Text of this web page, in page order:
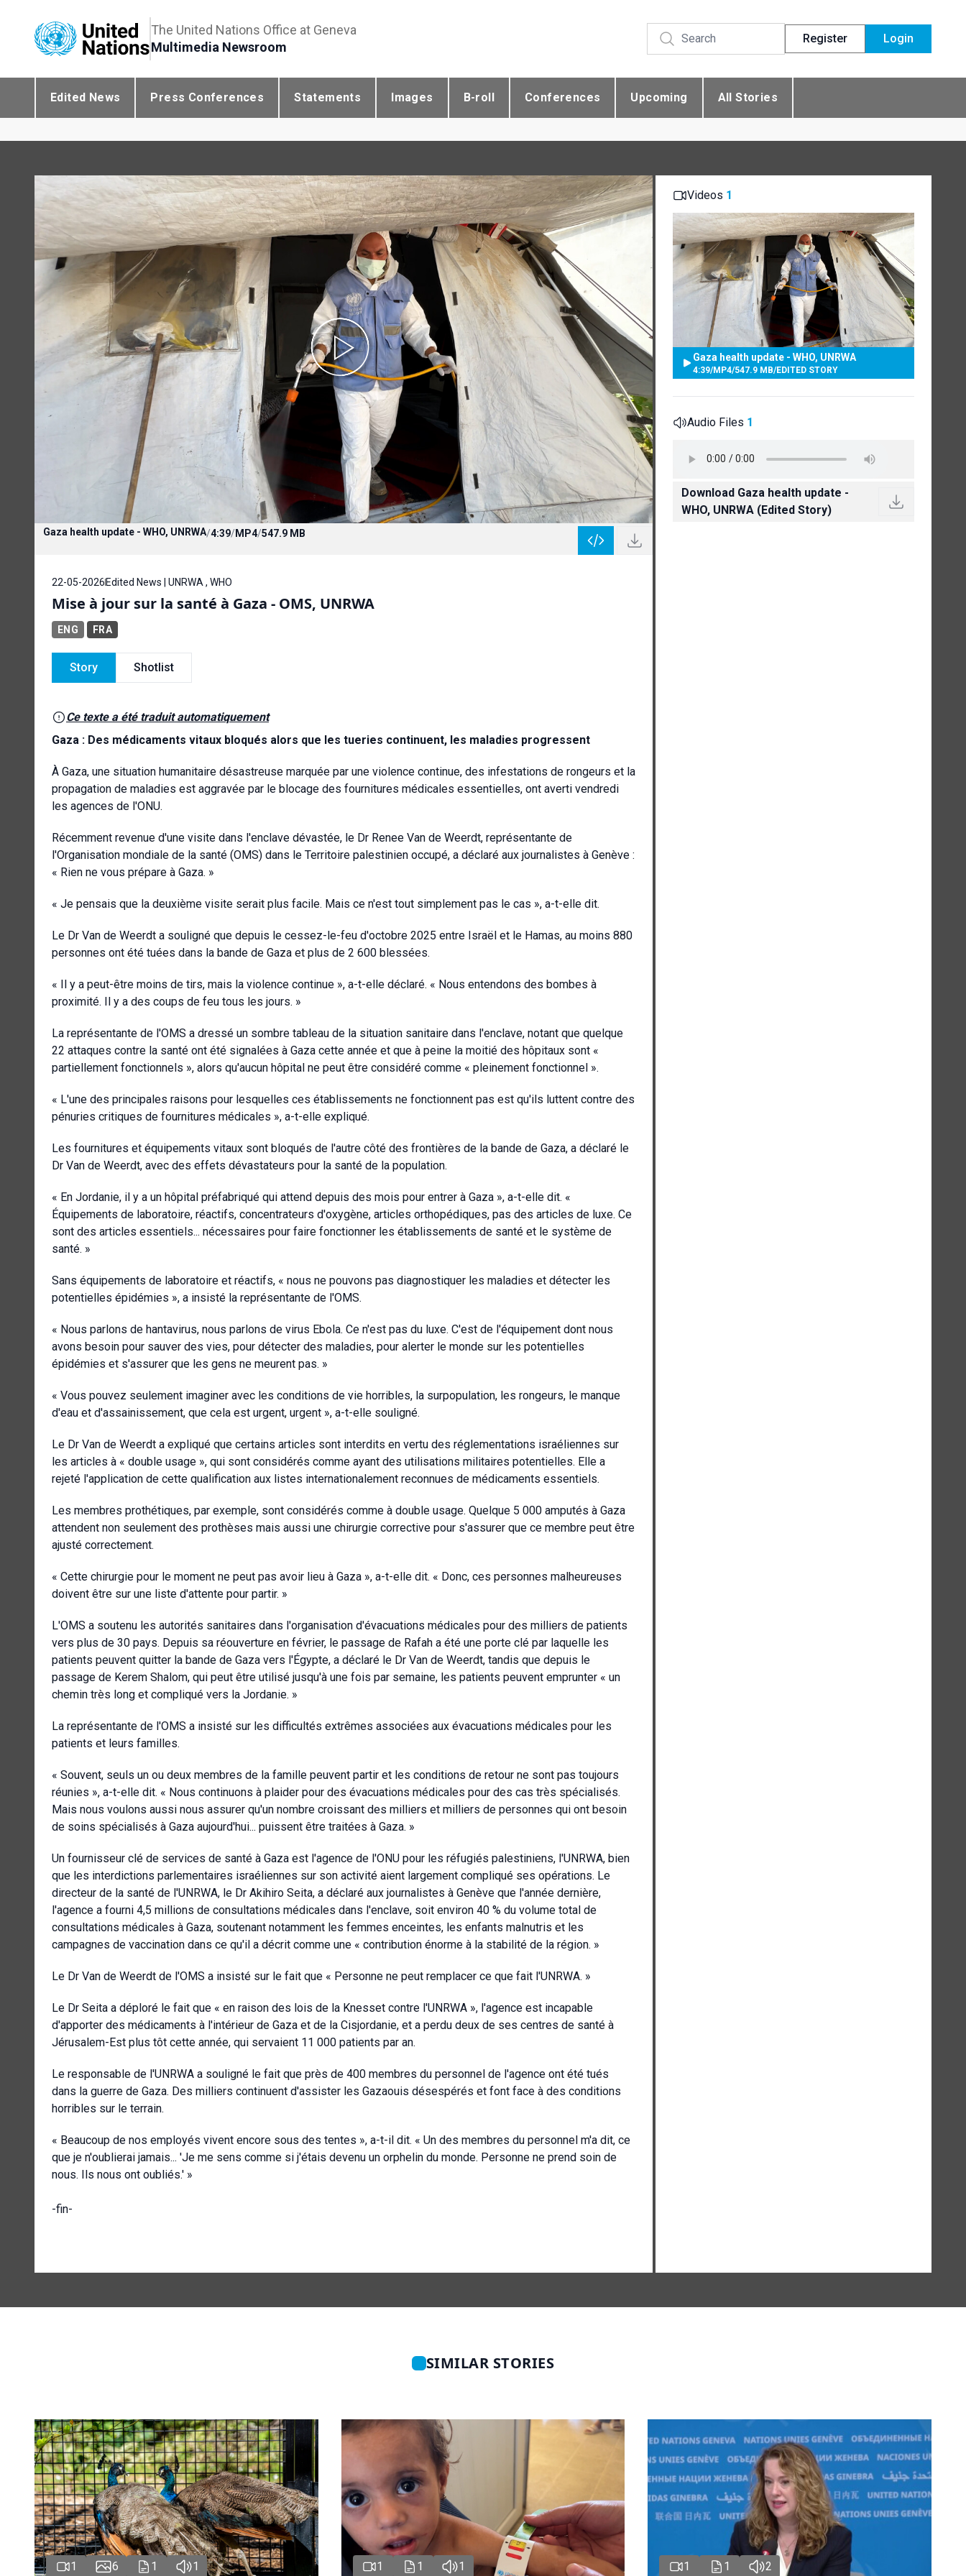
The United Nations Office at Geneva
Multimedia Newsroom
Register Login
Edited News Press Conferences Statements Images B-roll Conferences Upcoming All Stories
Gaza health update - WHO, UNRWA/4:39/MP4/547.9 MB
22-05-2026 Edited News | UNRWA , WHO
Mise à jour sur la santé à Gaza - OMS, UNRWA
ENG FRA
Story Shotlist
Ce texte a été traduit automatiquement
Gaza : Des médicaments vitaux bloqués alors que les tueries continuent, les maladies progressent
À Gaza, une situation humanitaire désastreuse marquée par une violence continue, des infestations de rongeurs et la
propagation de maladies est aggravée par le blocage des fournitures médicales essentielles, ont averti vendredi
les agences de l'ONU.
Récemment revenue d'une visite dans l'enclave dévastée, le Dr Renee Van de Weerdt, représentante de
l'Organisation mondiale de la santé (OMS) dans le Territoire palestinien occupé, a déclaré aux journalistes à Genève :
« Rien ne vous prépare à Gaza. »
« Je pensais que la deuxième visite serait plus facile. Mais ce n'est tout simplement pas le cas », a-t-elle dit.
Le Dr Van de Weerdt a souligné que depuis le cessez-le-feu d'octobre 2025 entre Israël et le Hamas, au moins 880
personnes ont été tuées dans la bande de Gaza et plus de 2 600 blessées.
« Il y a peut-être moins de tirs, mais la violence continue », a-t-elle déclaré. « Nous entendons des bombes à
proximité. Il y a des coups de feu tous les jours. »
La représentante de l'OMS a dressé un sombre tableau de la situation sanitaire dans l'enclave, notant que quelque
22 attaques contre la santé ont été signalées à Gaza cette année et que à peine la moitié des hôpitaux sont «
partiellement fonctionnels », alors qu'aucun hôpital ne peut être considéré comme « pleinement fonctionnel ».
« L'une des principales raisons pour lesquelles ces établissements ne fonctionnent pas est qu'ils luttent contre des
pénuries critiques de fournitures médicales », a-t-elle expliqué.
Les fournitures et équipements vitaux sont bloqués de l'autre côté des frontières de la bande de Gaza, a déclaré le
Dr Van de Weerdt, avec des effets dévastateurs pour la santé de la population.
« En Jordanie, il y a un hôpital préfabriqué qui attend depuis des mois pour entrer à Gaza », a-t-elle dit. «
Équipements de laboratoire, réactifs, concentrateurs d'oxygène, articles orthopédiques, pas des articles de luxe. Ce
sont des articles essentiels... nécessaires pour faire fonctionner les établissements de santé et le système de
santé. »
Sans équipements de laboratoire et réactifs, « nous ne pouvons pas diagnostiquer les maladies et détecter les
potentielles épidémies », a insisté la représentante de l'OMS.
« Nous parlons de hantavirus, nous parlons de virus Ebola. Ce n'est pas du luxe. C'est de l'équipement dont nous
avons besoin pour sauver des vies, pour détecter des maladies, pour alerter le monde sur les potentielles
épidémies et s'assurer que les gens ne meurent pas. »
« Vous pouvez seulement imaginer avec les conditions de vie horribles, la surpopulation, les rongeurs, le manque
d'eau et d'assainissement, que cela est urgent, urgent », a-t-elle souligné.
Le Dr Van de Weerdt a expliqué que certains articles sont interdits en vertu des réglementations israéliennes sur
les articles à « double usage », qui sont considérés comme ayant des utilisations militaires potentielles. Elle a
rejeté l'application de cette qualification aux listes internationalement reconnues de médicaments essentiels.
Les membres prothétiques, par exemple, sont considérés comme à double usage. Quelque 5 000 amputés à Gaza
attendent non seulement des prothèses mais aussi une chirurgie corrective pour s'assurer que ce membre peut être
ajusté correctement.
« Cette chirurgie pour le moment ne peut pas avoir lieu à Gaza », a-t-elle dit. « Donc, ces personnes malheureuses
doivent être sur une liste d'attente pour partir. »
L'OMS a soutenu les autorités sanitaires dans l'organisation d'évacuations médicales pour des milliers de patients
vers plus de 30 pays. Depuis sa réouverture en février, le passage de Rafah a été une porte clé par laquelle les
patients peuvent quitter la bande de Gaza vers l'Égypte, a déclaré le Dr Van de Weerdt, tandis que depuis le
passage de Kerem Shalom, qui peut être utilisé jusqu'à une fois par semaine, les patients peuvent emprunter « un
chemin très long et compliqué vers la Jordanie. »
La représentante de l'OMS a insisté sur les difficultés extrêmes associées aux évacuations médicales pour les
patients et leurs familles.
« Souvent, seuls un ou deux membres de la famille peuvent partir et les conditions de retour ne sont pas toujours
réunies », a-t-elle dit. « Nous continuons à plaider pour des évacuations médicales pour des cas très spécialisés.
Mais nous voulons aussi nous assurer qu'un nombre croissant des milliers et milliers de personnes qui ont besoin
de soins spécialisés à Gaza aujourd'hui... puissent être traitées à Gaza. »
Un fournisseur clé de services de santé à Gaza est l'agence de l'ONU pour les réfugiés palestiniens, l'UNRWA, bien
que les interdictions parlementaires israéliennes sur son activité aient largement compliqué ses opérations. Le
directeur de la santé de l'UNRWA, le Dr Akihiro Seita, a déclaré aux journalistes à Genève que l'année dernière,
l'agence a fourni 4,5 millions de consultations médicales dans l'enclave, soit environ 40 % du volume total de
consultations médicales à Gaza, soutenant notamment les femmes enceintes, les enfants malnutris et les
campagnes de vaccination dans ce qu'il a décrit comme une « contribution énorme à la stabilité de la région. »
Le Dr Van de Weerdt de l'OMS a insisté sur le fait que « Personne ne peut remplacer ce que fait l'UNRWA. »
Le Dr Seita a déploré le fait que « en raison des lois de la Knesset contre l'UNRWA », l'agence est incapable
d'apporter des médicaments à l'intérieur de Gaza et de la Cisjordanie, et a perdu deux de ses centres de santé à
Jérusalem-Est plus tôt cette année, qui servaient 11 000 patients par an.
Le responsable de l'UNRWA a souligné le fait que près de 400 membres du personnel de l'agence ont été tués
dans la guerre de Gaza. Des milliers continuent d'assister les Gazaouis désespérés et font face à des conditions
horribles sur le terrain.
« Beaucoup de nos employés vivent encore sous des tentes », a-t-il dit. « Un des membres du personnel m'a dit, ce
que je n'oublierai jamais... 'Je me sens comme si j'étais devenu un orphelin du monde. Personne ne prend soin de
nous. Ils nous ont oubliés.' »
-fin-
Videos 1
Gaza health update - WHO, UNRWA
4:39/MP4/547.9 MB/EDITED STORY
Audio Files 1
Download Gaza health update -
WHO, UNRWA (Edited Story)
SIMILAR STORIES
1 6 1 1 1 1 1 1 1 2